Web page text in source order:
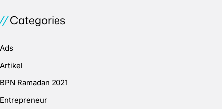
Categories
Ads
Artikel
BPN Ramadan 2021
Entrepreneur